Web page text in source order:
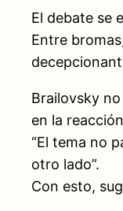
El debate se
Entre
Brailovsky
en la
“El tema no
otro lado”.
Con esto,